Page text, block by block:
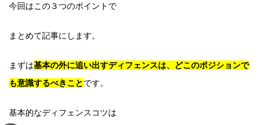
今回はこの３つのポイントで
まとめて記事にします。
まずは基本の外に追い出すディフェンスは、どこのポジションで
も意識するべきことです。
基本的なディフェンスコツは